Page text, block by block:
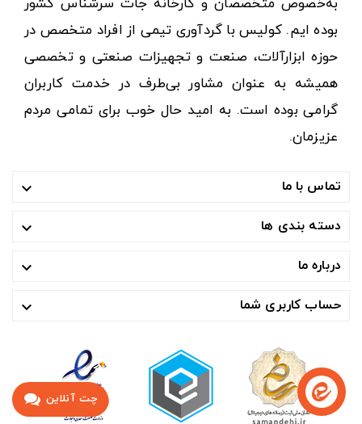
به‌خصوص متخصصان و کارخانه جات سرشناس کشور
بوده ایم. کولیس با گردآوری تیمی از افراد متخصص در
حوزه ابزارآلات، صنعت و تجهیزات صنعتی و تخصصی
همیشه به عنوان مشاور بی‌طرف در خدمت کاربران
گرامی بوده است. به امید حال خوب برای تمامی مردم
عزیزمان.
تماس با ما 
دسته بندی ها 
درباره ما 
حساب کاربری شما 
چت آنلاین